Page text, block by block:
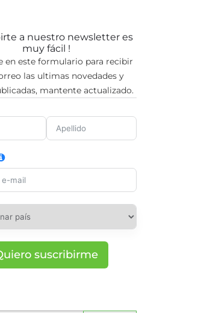
a nuestro newsletter es
muy fácil !
en este formulario para recibir
las ultimas novedades y
mantente actualizado.
suscribirme